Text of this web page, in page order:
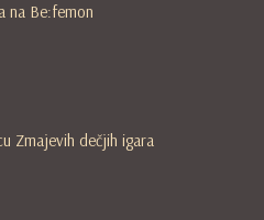
na Be:femon
Zmajevih dečjih igara